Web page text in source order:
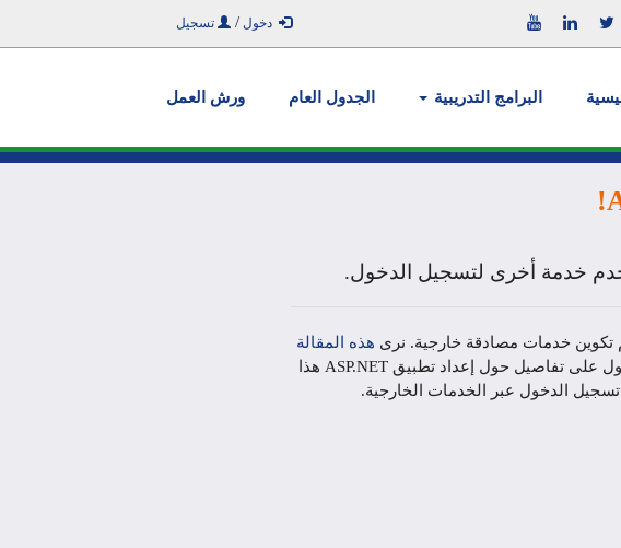
دخول / تسجيل
البرامج التدريبية الجدول العام ورش العمل
خدمة أخرى لتسجيل الدخول.
تكوين خدمات مصادقة خارجية. نرى هذه المقالة
للحصول على تفاصيل حول إعداد تطبيق ASP.NET هذا
الدخول عبر الخدمات الخارجية.